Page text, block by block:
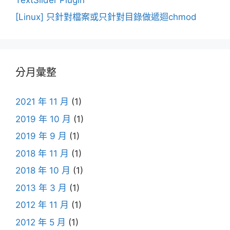
[Linux] 只針對檔案或只針對目錄做遞迴chmod
分月彙整
2021 年 11 月 (1)
2019 年 10 月 (1)
2019 年 9 月 (1)
2018 年 11 月 (1)
2018 年 10 月 (1)
2013 年 3 月 (1)
2012 年 11 月 (1)
2012 年 5 月 (1)